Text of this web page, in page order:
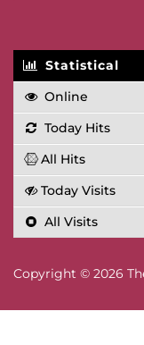
Statistical
Online
Today Hits
All Hits
Today Visits
All Visits
Copyright © 2026